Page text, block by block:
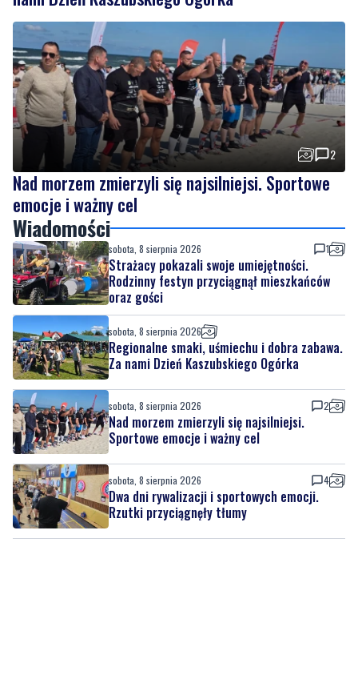
2
Nad morzem zmierzyli się najsilniejsi. Sportowe
emocje i ważny cel
Wiadomości
sobota, 8 sierpnia 2026 1
Strażacy pokazali swoje umiejętności.
Rodzinny festyn przyciągnął mieszkańców
oraz gości
sobota, 8 sierpnia 2026
Regionalne smaki, uśmiechu i dobra zabawa.
Za nami Dzień Kaszubskiego Ogórka
sobota, 8 sierpnia 2026 2
Nad morzem zmierzyli się najsilniejsi.
Sportowe emocje i ważny cel
sobota, 8 sierpnia 2026 4
Dwa dni rywalizacji i sportowych emocji.
Rzutki przyciągnęły tłumy